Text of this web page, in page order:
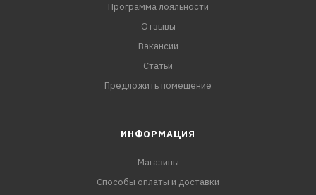
Программа лояльности
Отзывы
Вакансии
Статьи
Предложить помещение
ИНФОРМАЦИЯ
Магазины
Способы оплаты и доставки